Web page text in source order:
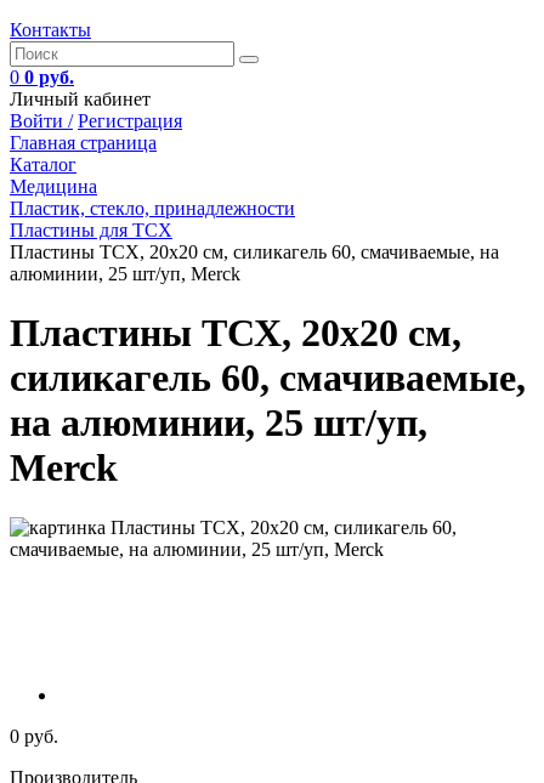
Контакты
0 0 руб.
Личный кабинет
Войти / Регистрация
Главная страница
Каталог
Медицина
Пластик, стекло, принадлежности
Пластины для ТСХ
Пластины ТСХ, 20х20 см, силикагель 60, смачиваемые, на
алюминии, 25 шт/уп, Merck
Пластины ТСХ, 20х20 см,
силикагель 60, смачиваемые,
на алюминии, 25 шт/уп,
Merck
0 руб.
Производитель